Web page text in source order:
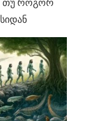
თუ როგორ